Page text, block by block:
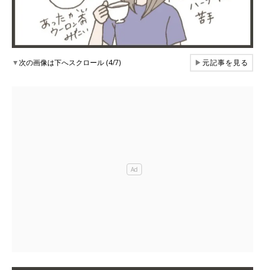
▼次の画像は下へスクロール (4/7) ▶元記事を見る